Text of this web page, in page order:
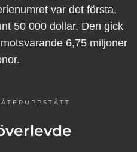
var det första,
50 000 dollar. Den gick
6,75 miljoner